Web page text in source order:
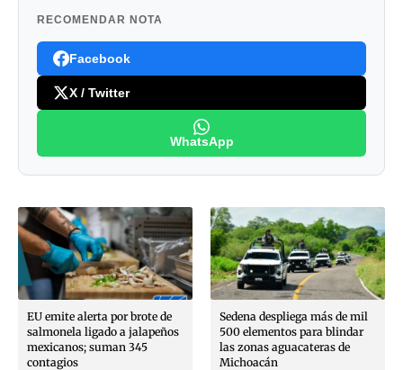
RECOMENDAR NOTA
Facebook
X / Twitter
WhatsApp
EU emite alerta por brote de
salmonela ligado a jalapeños
mexicanos; suman 345
contagios
Sedena despliega más de mil
500 elementos para blindar
las zonas aguacateras de
Michoacán